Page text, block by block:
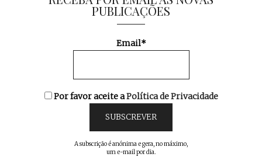
PUBLICAÇÕES
Email*
Por favor aceite aPolítica de Privacidade
A subscrição é anónima e gera, no máximo,
um e-mail por dia.